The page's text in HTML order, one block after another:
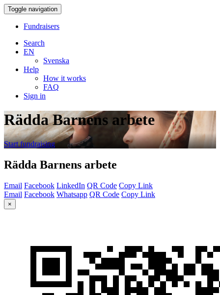
Toggle navigation
Fundraisers
Search
EN
Svenska
Help
How it works
FAQ
Sign in
Rädda Barnens arbete
Start fundraising
Rädda Barnens arbete
Email Facebook LinkedIn QR Code Copy Link
Email Facebook Whatsapp QR Code Copy Link
×